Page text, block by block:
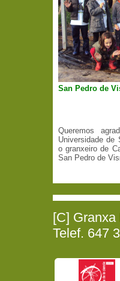
San Pedro de
Queremos
Universidade de
o granxeiro de
San Pedro de
[C]
Telef. 647